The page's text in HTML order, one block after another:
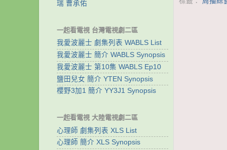
瑞 曹承佑
一起看電視 台灣電視劇二區
我愛波麗士 劇集列表 WABLS List
我愛波麗士 簡介 WABLS Synopsis
我愛波麗士 第10集 WABLS Ep10
鹽田兒女 簡介 YTEN Synopsis
櫻野3加1 簡介 YY3J1 Synopsis
一起看電視 大陸電視劇二區
心理師 劇集列表 XLS List
心理師 簡介 XLS Synopsis